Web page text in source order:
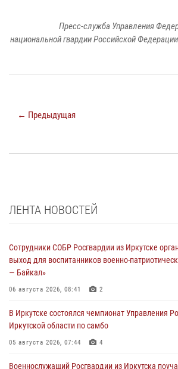
Пресс-служба Управления
национальной гвардии Российской
← Предыдущая
ЛЕНТА НОВОСТЕЙ
Сотрудники СОБР Росгвардии из Иркутске
выход для воспитанников военно-
— Байкал»
06 августа 2026, 08:41 2
В Иркутске состоялся чемпионат Управления
Иркутской области по самбо
05 августа 2026, 07:44 4
Военнослужащий Росгвардии из Иркутска